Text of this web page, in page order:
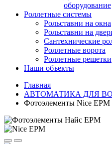
оборудование
Роллетные системы
Рольставни на окна
Рольставни на
Сантехнические
Роллетные ворота
Роллетные решетки
Наши объекты
Главная
АВТОМАТИКА ДЛЯ
Фотоэлементы Nice EPM